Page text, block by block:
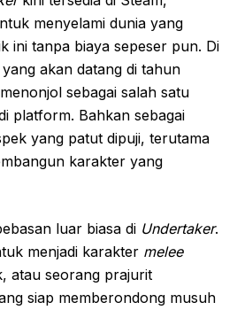
menyelami dunia yang
ini tanpa biaya sepeser pun. Di
akan datang di tahun
sebagai salah satu
platform. Bahkan sebagai
yang patut dipuji, terutama
karakter yang
luar biasa di Undertaker.
menjadi karakter melee
atau seorang prajurit
siap memberondong musuh